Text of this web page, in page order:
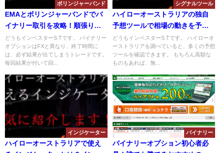
ボリンジャーバンド
EMAとボリンジャーバンドでバ
イナリー取引を攻略！順張りで
勝率を上げる手法を解説！
どうもインベスターS.Tです。 バイナリー
オプションはFXと異なり、終了時間に
は、必ず結果が出てしまうトレードです。
毎回結果が付いて回...
シグナルツール
ハイローオーストラリアの独自
予想ツールで相場の動きを予想
できるのか？無料の予想ツール
は使えるのか？
どうもインベスターS.Tです。 ハイローオ
ーストラリアを調べていると、多くの予想
ツールを確認できます。 もちろん高額な
ものもあれば、無...
インジケーター
ハイローオーストラリアで使え
バイナリー
バイナリーオプション初心者必